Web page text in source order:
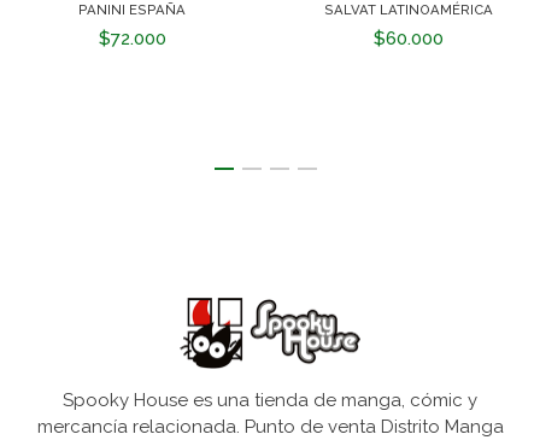
PANINI ESPAÑA
$72.000
SALVAT LATINOAMÉRICA
$60.000
Spooky House es una tienda de manga, cómic y
mercancía relacionada. Punto de venta Distrito Manga